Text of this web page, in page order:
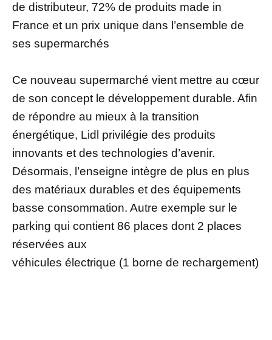
de distributeur, 72% de produits made in
France et un prix unique dans l’ensemble de
ses supermarchés
Ce nouveau supermarché vient mettre au cœur
de son concept le développement durable. Afin
de répondre au mieux à la transition
énergétique, Lidl privilégie des produits
innovants et des technologies d’avenir.
Désormais, l’enseigne intègre de plus en plus
des matériaux durables et des équipements
basse consommation. Autre exemple sur le
parking qui contient 86 places dont 2 places
réservées aux
véhicules électrique (1 borne de rechargement)